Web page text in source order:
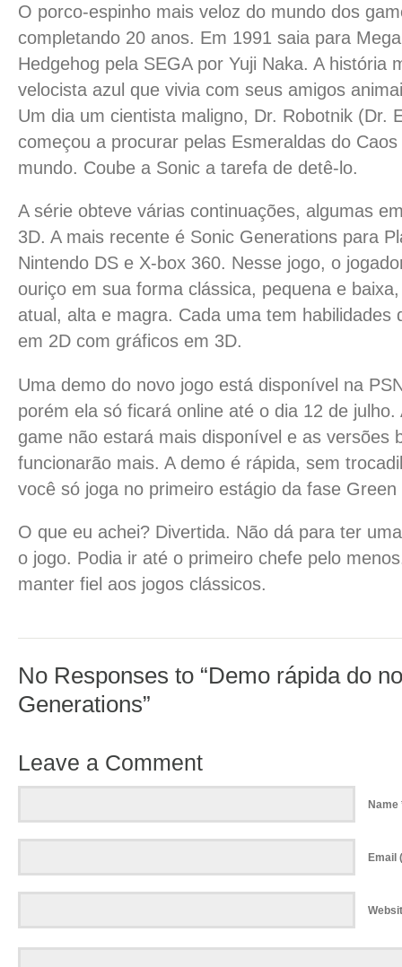
O porco-espinho mais veloz do mundo dos
completando 20 anos. Em 1991 saia para
Hedgehog pela SEGA por Yuji Naka. A história
velocista azul que vivia com seus amigos
Um dia um cientista maligno, Dr. Robotnik (Dr.
começou a procurar pelas Esmeraldas do
mundo. Coube a Sonic a tarefa de detê-lo.
A série obteve várias continuações, algumas
3D. A mais recente é Sonic Generations para
Nintendo DS e X-box 360. Nesse jogo, o
ouriço em sua forma clássica, pequena e
atual, alta e magra. Cada uma tem habilidades
em 2D com gráficos em 3D.
Uma demo do novo jogo está disponível na
porém ela só ficará online até o dia 12 de julho.
game não estará mais disponível e as versões
funcionarão mais. A demo é rápida, sem
você só joga no primeiro estágio da fase Green
O que eu achei? Divertida. Não dá para ter
o jogo. Podia ir até o primeiro chefe pelo
manter fiel aos jogos clássicos.
No Responses to “Demo rápida do
Generations”
Leave a Comment
Name
Email